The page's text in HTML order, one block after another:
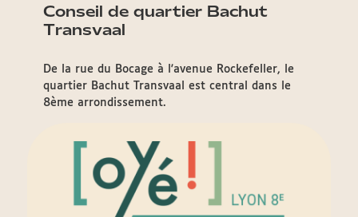
Conseil de quartier Bachut
Transvaal
De la rue du Bocage à l'avenue Rockefeller, le
quartier Bachut Transvaal est central dans le
8ème arrondissement.